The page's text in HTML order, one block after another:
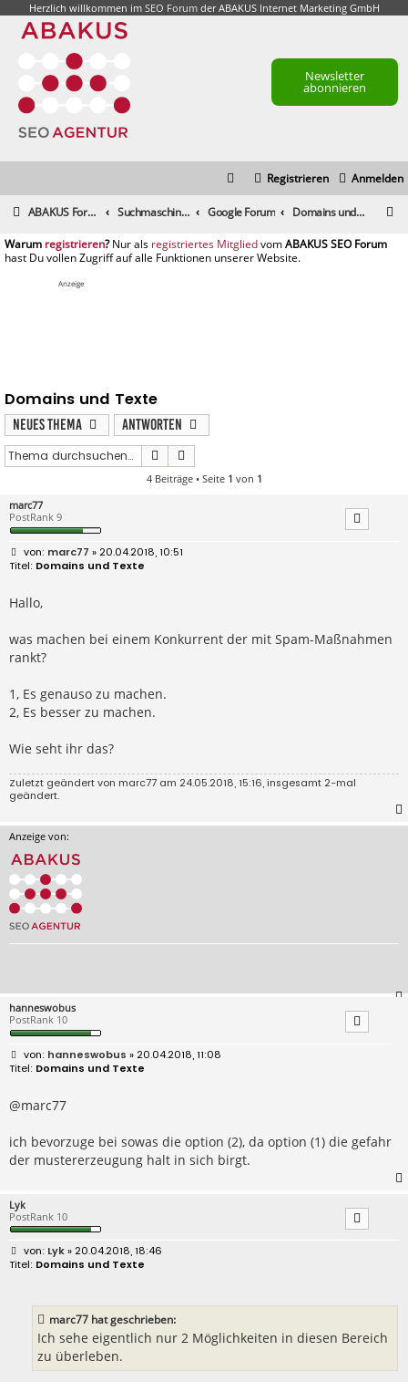
Herzlich willkommen im SEO Forumder ABAKUS Internet Marketing GmbH
Newsletter
abonnieren
Anmelden
Registrieren
ABAKUS Foren-Übersicht Suchmaschinenmarketing (SEM) / Suchmaschinenoptimierung (SEO) Google Forum Domains und Texte
registrieren registriertes Mitglied
Anzeige
Domains und Texte
Neues Thema
Antworten
Suche
4 Beiträge • Seite 1 von 1
marc77
PostRank 9
B
e
i
r
a
marc77 » 20.04.2018, 10:51
Domains und Texte
Hallo,
was machen bei einem Konkurrent der mit Spam-Maßnahmen
rankt?
1, Es genauso zu machen.
2, Es besser zu machen.
Wie seht ihr das?
Zuletzt geändert von marc77 am 24.05.2018, 15:16, insgesamt 2-mal
geändert.
Anzeige von:
hanneswobus
PostRank 10
B
e
r
a
hanneswobus » 20.04.2018, 11:08
Domains und Texte
@marc77
ich bevorzuge bei sowas die option (2), da option (1) die gefahr
der mustererzeugung halt in sich birgt.
Lyk
PostRank 10
B
e
Lyk» 20.04.2018, 18:46
Domains und Texte
marc77 hat geschrieben:
Ich sehe eigentlich nur 2 Möglichkeiten in diesen Bereich
zu überleben.